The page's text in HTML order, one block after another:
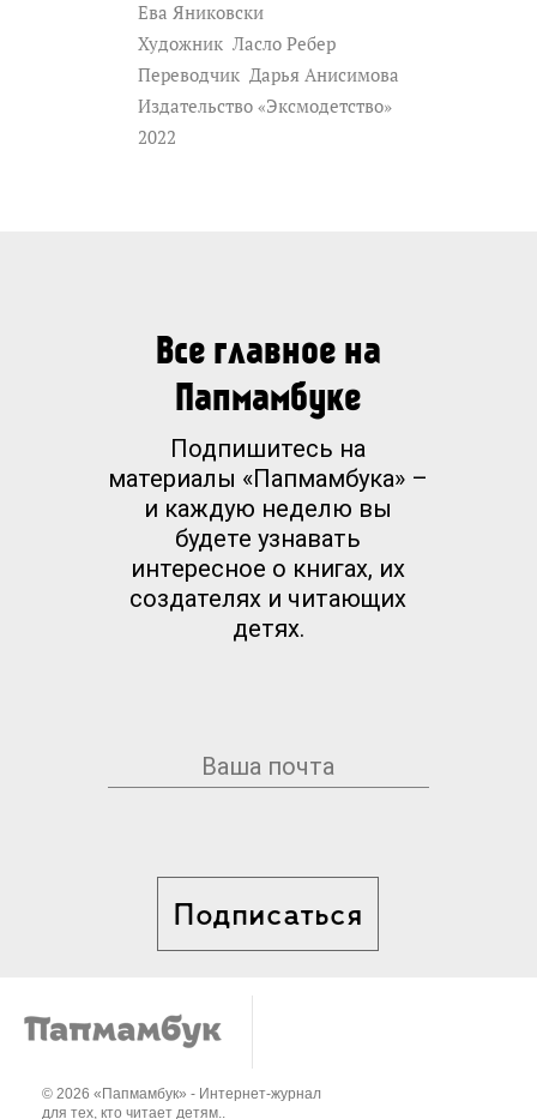
Ева Яниковски
Художник Ласло Ребер
Переводчик Дарья Анисимова
Издательство «Эксмодетство»
2022
Все главное на
Папмамбуке
Подпишитесь на
материалы «Папмамбука» –
и каждую неделю вы
будете узнавать
интересное о книгах, их
создателях и читающих
детях.
Подписаться
© 2026 «Папмамбук» - Интернет-журнал
для тех, кто читает детям..